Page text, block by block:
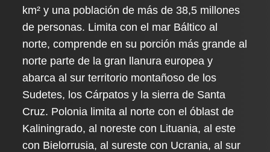
km² y una población de más de 38,5 millones
de personas. Limita con el mar Báltico al
norte, comprende en su porción más grande al
norte parte de la gran llanura europea y
abarca al sur territorio montañoso de los
Sudetes, los Cárpatos y la sierra de Santa
Cruz. Polonia limita al norte con el óblast de
Kaliningrado, al noreste con Lituania, al este
con Bielorrusia, al sureste con Ucrania, al sur